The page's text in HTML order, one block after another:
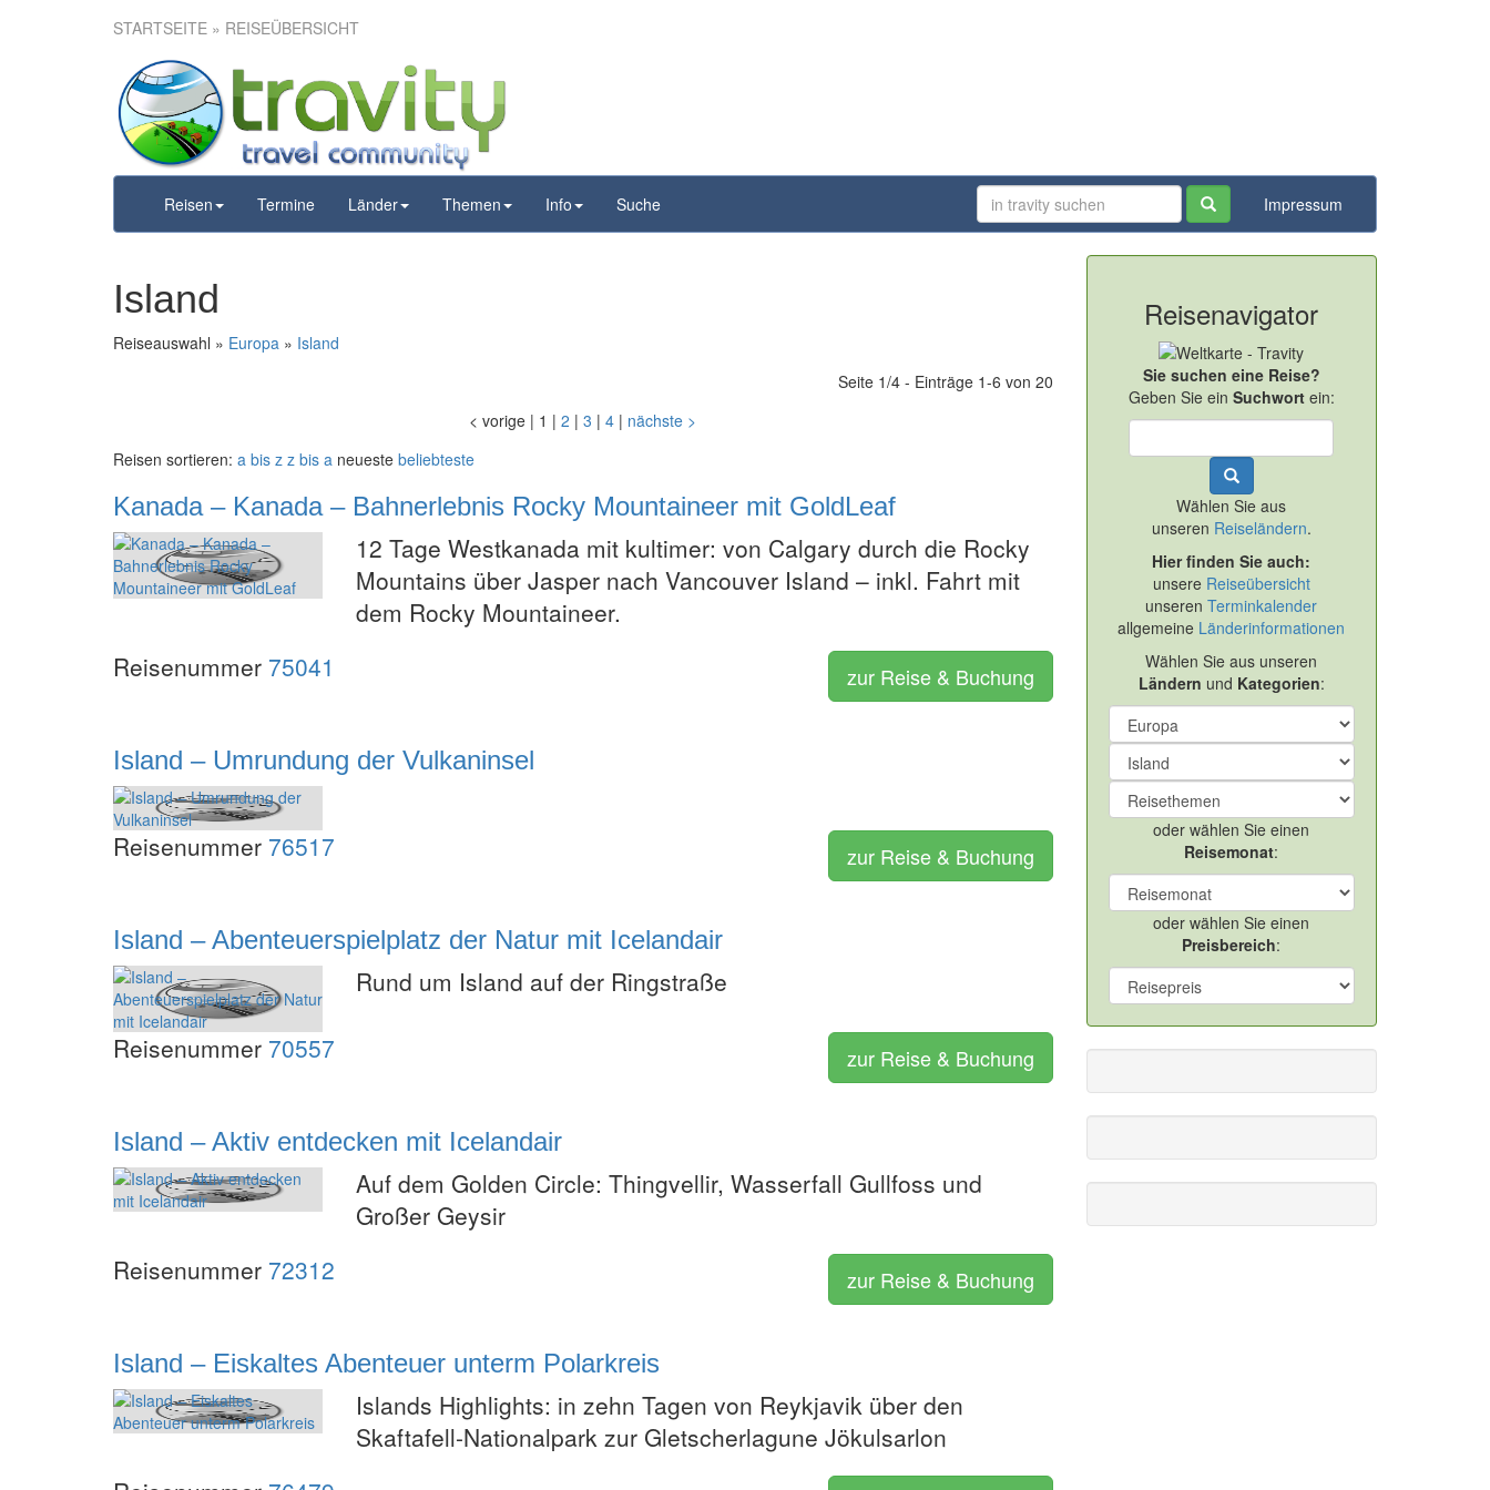
STARTSEITE » REISEÜBERSICHT
Reisen Termine Länder Themen Info Suche Impressum
Island
Reiseauswahl » Europa » Island
Seite 1/4 - Einträge 1-6 von 20
<vorige | 1 | 2 | 3 | 4 | nächste >
Reisen sortieren: a bis z z bis a neueste beliebteste
Kanada – Kanada – Bahnerlebnis Rocky Mountaineer mit GoldLeaf
12 Tage Westkanada mit kultimer: von Calgary durch die Rocky
Mountains über Jasper nach Vancouver Island – inkl. Fahrt mit
dem Rocky Mountaineer.
Reisenummer 75041 zur Reise & Buchung
Island – Umrundung der Vulkaninsel
Reisenummer 76517 zur Reise & Buchung
Island – Abenteuerspielplatz der Natur mit Icelandair
Rund um Island auf der Ringstraße
Reisenummer 70557 zur Reise & Buchung
Island – Aktiv entdecken mit Icelandair
Auf dem Golden Circle: Thingvellir, Wasserfall Gullfoss und
Großer Geysir
Reisenummer 72312 zur Reise & Buchung
Island – Eiskaltes Abenteuer unterm Polarkreis
Islands Highlights: in zehn Tagen von Reykjavik über den
Skaftafell-Nationalpark zur Gletscherlagune Jökulsarlon
Reisenavigator
Sie suchen eine Reise?
Geben Sie ein Suchwortein:
Wählen Sie aus
unseren Reiseländern.
Hier finden Sie auch:
unsere Reiseübersicht
unserenTerminkalender
allgemeine Länderinformationen
Wählen Sie aus unseren
Ländern und Kategorien:
oder wählen Sie einen
Reisemonat:
oder wählen Sie einen
Preisbereich: